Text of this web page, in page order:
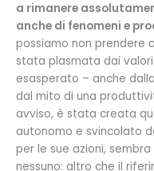
a rimanere
anche di fenomeni e
possiamo non prendere
stata plasmata dai
esasperato – anche
dal mito di una
avviso, è stata creata
autonomo e svincolato
per le sue azioni,
nessuno: altro che il